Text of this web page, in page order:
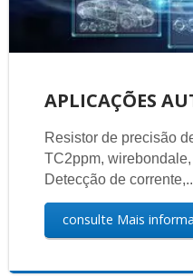
APLICAÇÕES
Resistor de precisão
TC2ppm,
Detecção de
consulte Mais